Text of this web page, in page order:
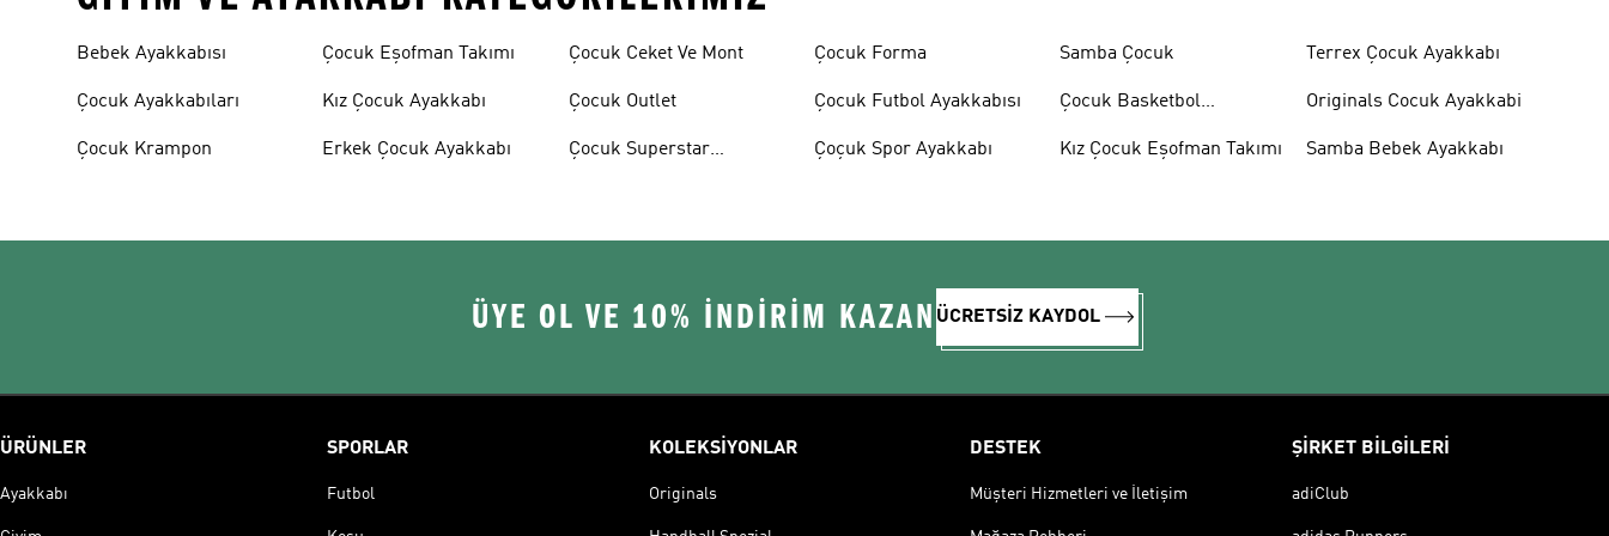
Bebek Ayakkabısı
Çocuk Ayakkabıları
Çocuk Krampon
Çocuk Eşofman Takımı
Kız Çocuk Ayakkabı
Erkek Çocuk Ayakkabı
Çocuk Ceket Ve Mont
Çocuk Outlet
Çocuk Superstar
Çocuk Forma
Çocuk Futbol Ayakkabısı
Çoçuk Spor Ayakkabı
Samba Çocuk
Çocuk Basketbol
Kız Çocuk Eşofman Takımı
Terrex Çocuk Ayakkabı
Originals Cocuk Ayakkabi
Samba Bebek Ayakkabı
ÜYE OL VE 10% İNDİRİM KAZAN ÜCRETSİZ KAYDOL
ÜRÜNLER
Ayakkabı
SPORLAR
Futbol
KOLEKSİYONLAR
Originals
DESTEK
Müşteri Hizmetleri ve İletişim
ŞİRKET BİLGİLERİ
adiClub